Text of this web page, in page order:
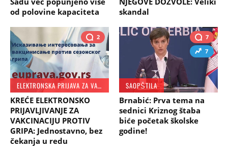
od polovine kapaciteta
skandal
2
ELEKTRONSKA PRIJAVA ZA VAKCINACIJU
KREĆE ELEKTRONSKO
PRIJAVLJIVANJE ZA
VAKCINACIJU PROTIV
GRIPA: Jednostavno, bez
čekanja u redu
7
7
SAOPŠTILA
Brnabić: Prva tema na
sednici Kriznog štaba
biće početak školske
godine!